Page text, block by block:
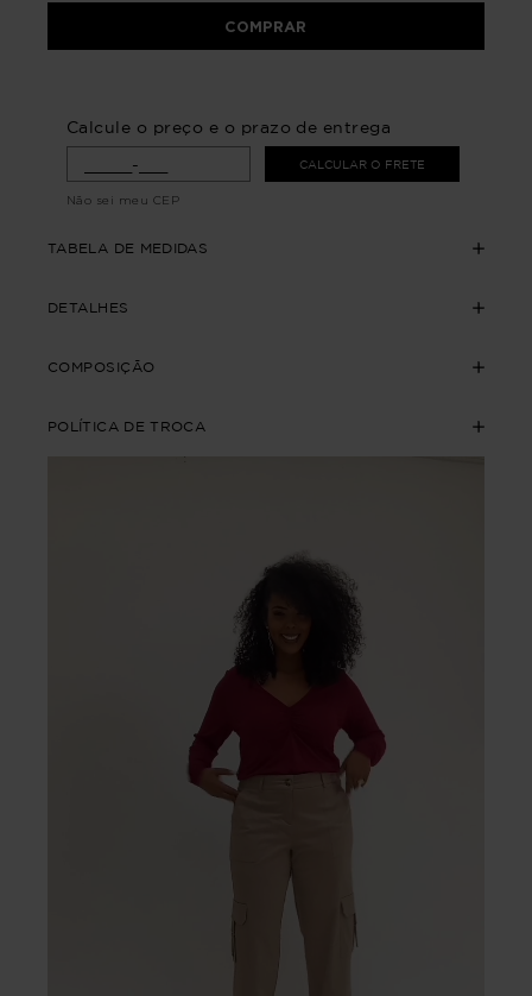
COMPRAR
Calcule o preço e o prazo de entrega
CALCULAR O FRETE
Não sei meu CEP
TABELA DE MEDIDAS
DETALHES
COMPOSIÇÃO
POLÍTICA DE TROCA